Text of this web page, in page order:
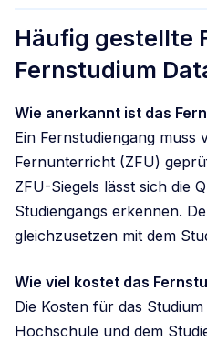
Häufig gestellte
Fernstudium
Wie anerkannt ist das
Ein Fernstudiengang
Fernunterricht (ZFU)
ZFU-Siegels lässt sich die
Studiengangs erkennen.
gleichzusetzen mit dem
Wie viel kostet das
Die Kosten für das
Hochschule und dem